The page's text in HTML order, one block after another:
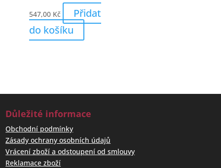
547,00 Kč
Přidat
do košíku
Důležité informace
Obchodní podmínky
Zásady ochrany osobních údajů
Vrácení zboží a odstoupení od smlouvy
Reklamace zboží